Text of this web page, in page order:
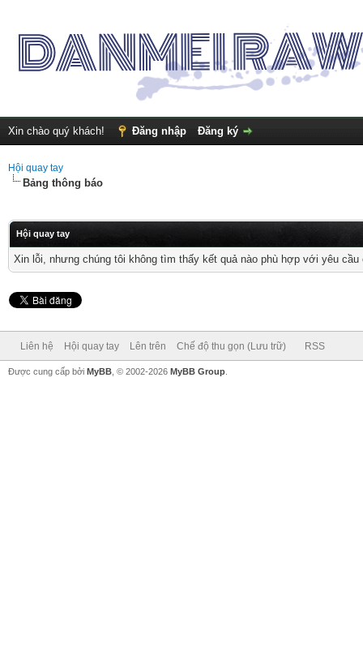
Xin chào quý khách! Đăng nhập Đăng ký
Hội quay tay
Bảng thông báo
Hội quay tay
Xin lỗi, nhưng chúng tôi không tìm thấy kết quả nào phù hợp với yêu
Liên hệ Hội quay tay Lên trên Chế độ thu gọn (Lưu trữ) RSS
Được cung cấp bởi MyBB , © 2002-2026 MyBB Group